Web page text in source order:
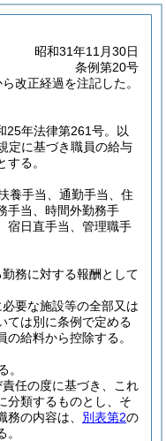
昭和31年11月30日
条例第20号
改正経過を注記した。
25年法律第261号。以
定に基づき職員の給与
る。
養手当、通勤手当、住
手当、時間外勤務手
宿日直手当、管理職手
務に対する報酬として
要な施設等の全部又は
ては別に条例で定める
給料から控除する。
。
任の度に基づき、これ
分類するものとし、そ
の内容は、 別表第2の